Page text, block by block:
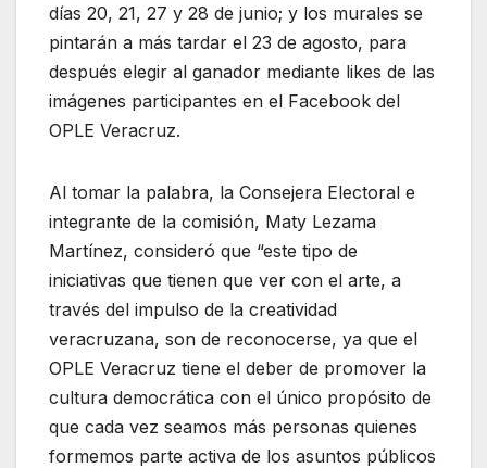
días 20, 21, 27 y 28 de junio; y los murales se
pintarán a más tardar el 23 de agosto, para
después elegir al ganador mediante likes de las
imágenes participantes en el Facebook del
OPLE Veracruz.
Al tomar la palabra, la Consejera Electoral e
integrante de la comisión, Maty Lezama
Martínez, consideró que “este tipo de
iniciativas que tienen que ver con el arte, a
través del impulso de la creatividad
veracruzana, son de reconocerse, ya que el
OPLE Veracruz tiene el deber de promover la
cultura democrática con el único propósito de
que cada vez seamos más personas quienes
formemos parte activa de los asuntos públicos